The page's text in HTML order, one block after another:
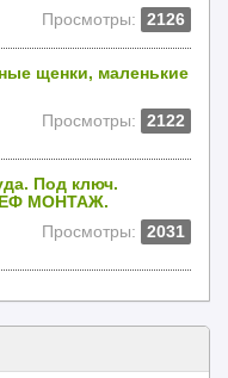
Просмотры:
2126
щенки, маленькие
Просмотры:
2122
Под ключ.
МОНТАЖ.
Просмотры:
2031